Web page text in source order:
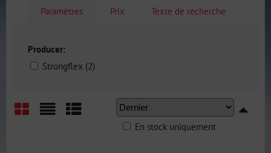
Paramètres Prix Texte de recherche
Producer:
Strongflex (2)
En stock uniquement